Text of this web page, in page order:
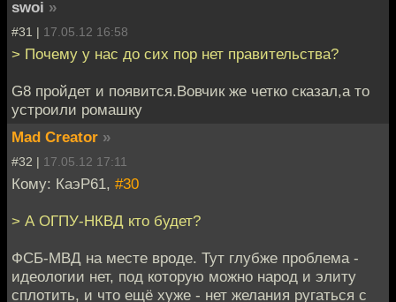
swoi »
#31 | 17.05.12 16:58
> Почему у нас до сих пор нет правительства?
G8 пройдет и появится.Вовчик же четко сказал,а то
устроили ромашку
Mad Creator »
#32 | 17.05.12 17:11
Кому: КаэР61, #30
> А ОГПУ-НКВД кто будет?
ФСБ-МВД на месте вроде. Тут глубже проблема -
идеологии нет, под которую можно народ и элиту
сплотить, и что ещё хуже - нет желания ругаться с